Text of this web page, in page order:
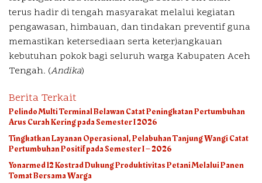
terus hadir di tengah masyarakat melalui kegiatan
pengawasan, himbauan, dan tindakan preventif guna
memastikan ketersediaan serta keterjangkauan
kebutuhan pokok bagi seluruh warga Kabupaten Aceh
Tengah. (Andika)
Berita Terkait
Pelindo Multi Terminal Belawan Catat Peningkatan Pertumbuhan
Arus Curah Kering pada Semester I 2026
Tingkatkan Layanan Operasional, Pelabuhan Tanjung Wangi Catat
Pertumbuhan Positif pada Semester I – 2026
Yonarmed 12 Kostrad Dukung Produktivitas Petani Melalui Panen
Tomat Bersama Warga